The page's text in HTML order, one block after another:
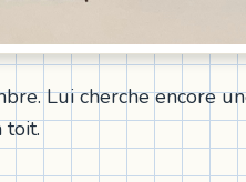
Lui cherche encore
toit.